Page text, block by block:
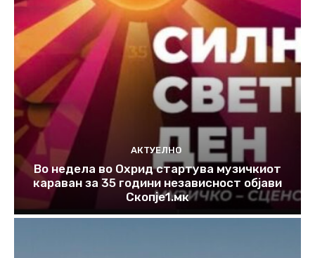
АКТУЕЛНО
Во недела во Охрид стартува музичкиот
караван за 35 години независност објави
Скопје1.мк